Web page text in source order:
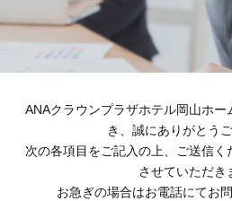
スイート
よくあるご質問
プラン紹介
ビジネスプラン
ANA会員プラン
トピックス
観光のご案内
20F 鉄板コーナー おさふ
20F スカイバー＆ラウン
顔合わせ・結納
大宴会場『曲水』
スカイバンケット
小宴会場『花葉』
ミーティングプラン
クラウンプラザミーテ
ブライダルフェア
イベントカレンダー
料理・ケーキ
施設案内
アクセス
ANAクラウンプラザホテル岡山ホ
き、誠にありがとう
次の各項目をご記入の上、ご送信
させていただき
お急ぎの場合はお電話にてお